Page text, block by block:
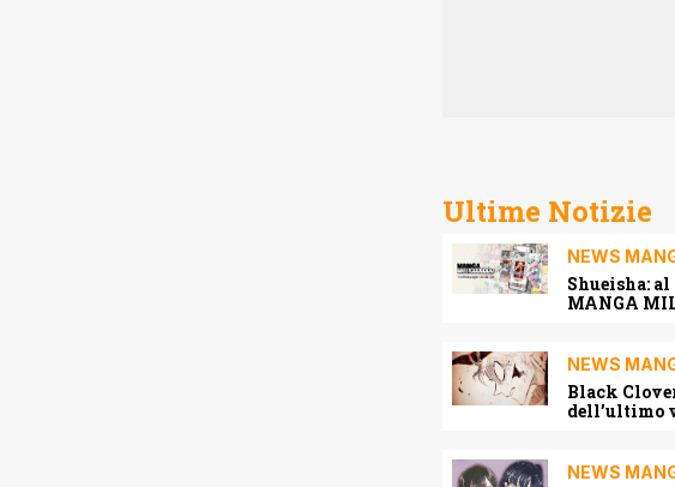
Ultime Notizie
NEWS
Shueisha:
MANGA
NEWS
Black
dell’ultimo
NEWS